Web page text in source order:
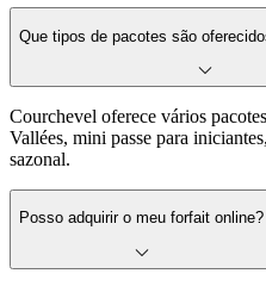
Que tipos de pacotes são
Courchevel oferece vários
Vallées, mini passe para
sazonal.
Posso adquirir o meu forfait online?